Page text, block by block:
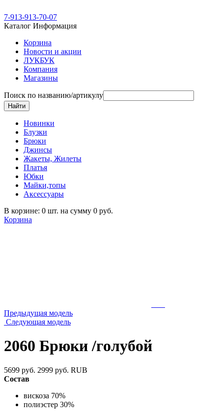
7-913-913-70-07
Каталог Информация
Корзина
Новости и акции
ЛУКБУК
Компания
Магазины
Поиск по названию/артикулу
Новинки
Блузки
Брюки
Джинсы
Жакеты, Жилеты
Платья
Юбки
Майки,топы
Аксессуары
В корзине: 0 шт. на сумму 0 руб.
Корзина
Предыдущая модель
Следующая модель
2060 Брюки /голубой
5699 руб. 2999 руб. RUB
Состав
вискоза 70%
полиэстер 30%